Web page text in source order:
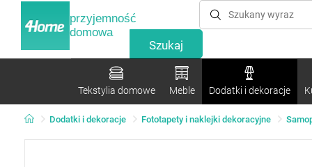
przyjemność
domowa
Tekstylia domowe Meble Dodatki i dekoracje
Dodatki i dekoracje Fototapety i naklejki dekoracyjne